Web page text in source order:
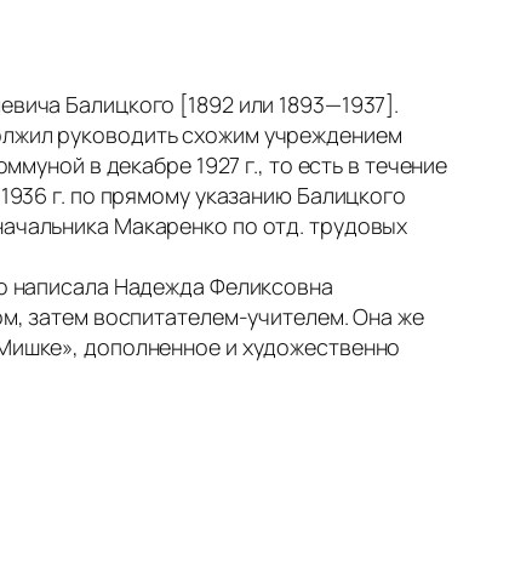
Балицкого [1892 или 1893—1937].
руководить схожим учреждением
в декабре 1927 г., то есть в течение
г. по прямому указанию Балицкого
Макаренко по отд. трудовых
написала Надежда Феликсовна
затем воспитателем-учителем. Она же
дополненное и художественно